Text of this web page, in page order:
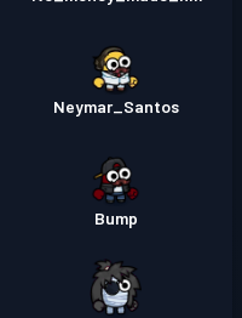
Neymar_Santos
Bump